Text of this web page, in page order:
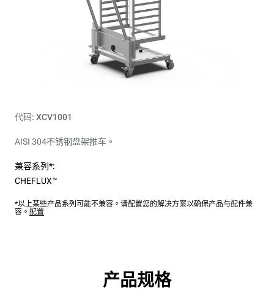
代码: XCV1001
AISI 304不锈钢盘架推车。
兼容系列*:
CHEFLUX™
*以上某些产品系列可能不兼容。请配置您的解决方案以确保产品与配件兼
容。 配置
产品规格